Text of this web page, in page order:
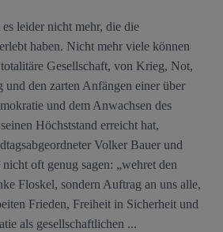
leider nicht mehr, die die
haben. Nicht mehr viele können
Gesellschaft, von Krieg, Not,
und den zarten Anfängen einer über
und dem Anwachsen des
Höchststand erreicht hat,
Volker Bauer und
oft genug sagen: „wehret den
Floskel, sondern Auftrag an uns alle,
Frieden, Freiheit in Sicherheit und
als gesellschaftlichen ...